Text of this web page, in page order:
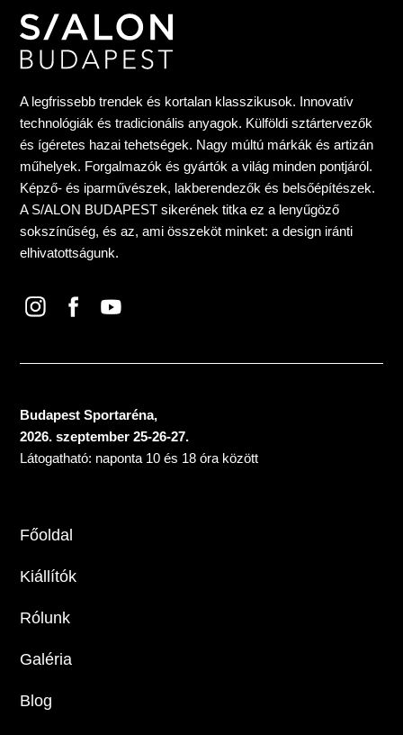
A legfrissebb trendek és kortalan klasszikusok. Innovatív
technológiák és tradicionális anyagok. Külföldi sztártervezők
és ígéretes hazai tehetségek. Nagy múltú márkák és artizán
műhelyek. Forgalmazók és gyártók a világ minden pontjáról.
Képző- és iparművészek, lakberendezők és belsőépítészek.
A S/ALON BUDAPEST sikerének titka ez a lenyűgöző
sokszínűség, és az, ami összeköt minket: a design iránti
elhivatottságunk.
Budapest Sportaréna,
2026. szeptember 25-26-27.
Látogatható: naponta 10 és 18 óra között
Főoldal
Kiállítók
Rólunk
Galéria
Blog